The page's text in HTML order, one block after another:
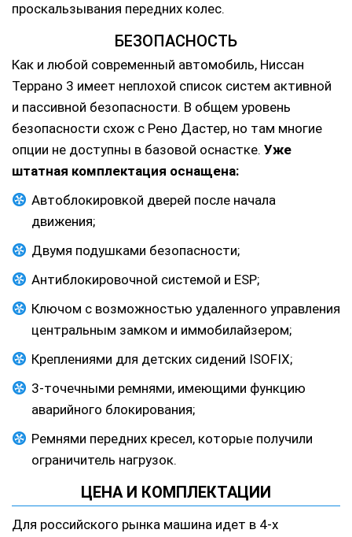
проскальзывания передних колес.
БЕЗОПАСНОСТЬ
Как и любой современный автомобиль, Ниссан
Террано 3 имеет неплохой список систем активной
и пассивной безопасности. В общем уровень
безопасности схож с Рено Дастер, но там многие
опции не доступны в базовой оснастке. Уже
штатная комплектация оснащена:
Автоблокировкой дверей после начала
движения;
Двумя подушками безопасности;
Антиблокировочной системой и ESP;
Ключом с возможностью удаленного управления
центральным замком и иммобилайзером;
Креплениями для детских сидений ISOFIX;
3-точечными ремнями, имеющими функцию
аварийного блокирования;
Ремнями передних кресел, которые получили
ограничитель нагрузок.
ЦЕНА И КОМПЛЕКТАЦИИ
Для российского рынка машина идет в 4-х